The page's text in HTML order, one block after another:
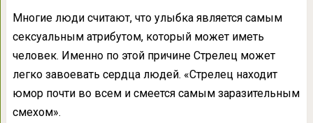
Многие люди считают, что улыбка является самым
сексуальным атрибутом, который может иметь
человек. Именно по этой причине Стрелец может
легко завоевать сердца людей. «Стрелец находит
юмор почти во всем и смеется самым заразительным
смехом».